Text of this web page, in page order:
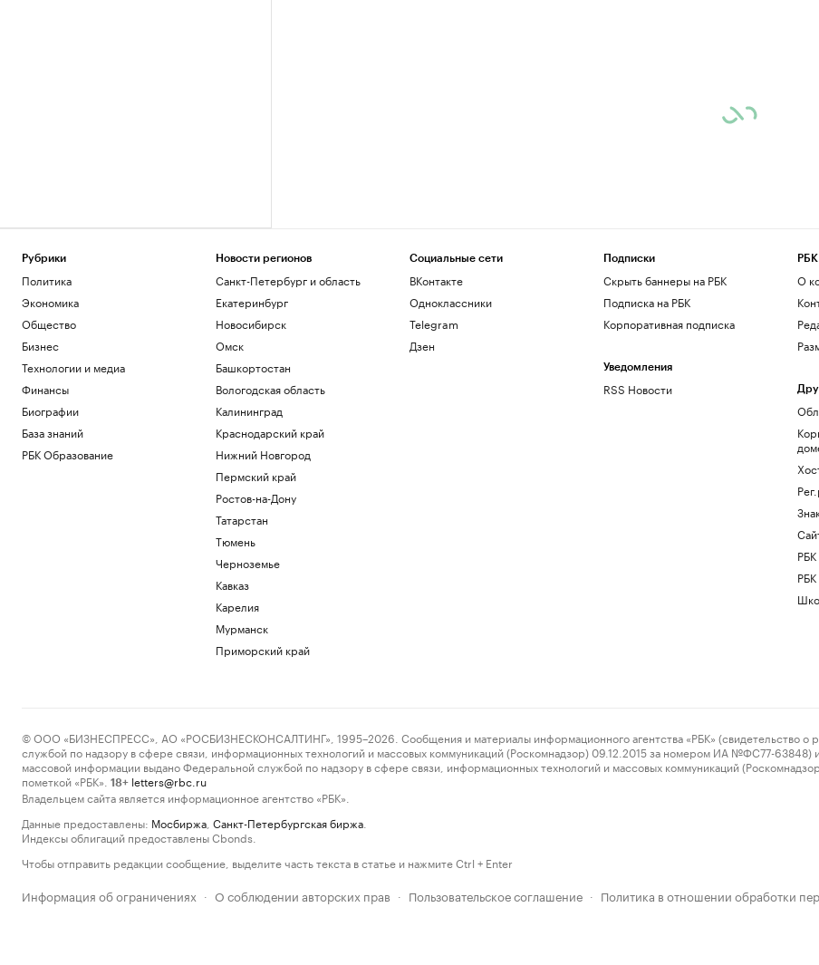
Рубрики
Политика
Экономика
Общество
Бизнес
Технологии и медиа
Финансы
Биографии
База знаний
РБК Образование
Новости регионов
Санкт-Петербург и область
Екатеринбург
Новосибирск
Омск
Башкортостан
Вологодская область
Калининград
Краснодарский край
Нижний Новгород
Пермский край
Ростов-на-Дону
Татарстан
Тюмень
Черноземье
Кавказ
Карелия
Мурманск
Приморский край
Социальные сети
ВКонтакте
Одноклассники
Telegram
Дзен
Подписки
Скрыть баннеры на РБК
Подписка на РБК
Корпоративная подписка
Уведомления
RSS Новости
РБК
О
© ООО «БИЗНЕСПРЕСС», АО «РОСБИЗНЕСКОНСАЛТИНГ», 1995–2026. Сообщения и материалы информационного агентства «РБК» (свидетельство о
службой по надзору в сфере связи, информационных технологий и массовых коммуникаций (Роскомнадзор) 09.12.2015 за номером ИА №ФС77-63848)
массовой информации выдано Федеральной службой по надзору в сфере связи, информационных технологий и массовых коммуникаций
пометкой «РБК».
18+ letters@rbc.ru
Владельцем сайта является информационное агентство «РБК».
Данные предоставлены: Мосбиржа Санкт-Петербургская биржа
Индексы облигаций предоставлены Cbonds.
Чтобы отправить редакции сообщение, выделите часть текста в статье и нажмите Ctrl + Enter
Информация об ограничениях · О соблюдении авторских прав · Пользовательское соглашение · Политика в отношении обработки